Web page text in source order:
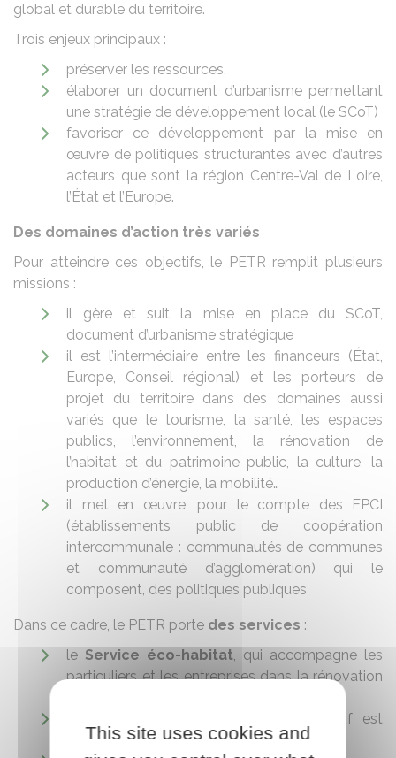
global et durable du territoire.
Trois enjeux principaux :
préserver les ressources,
élaborer un document d’urbanisme permettant
une stratégie de développement local (le SCoT)
favoriser ce développement par la mise en
œuvre de politiques structurantes avec d’autres
acteurs que sont la région Centre-Val de Loire,
l’État et l’Europe.
Des domaines d’action très variés
Pour atteindre ces objectifs, le PETR remplit plusieurs
missions :
il gère et suit la mise en place du SCoT,
document d’urbanisme stratégique
il est l’intermédiaire entre les financeurs (État,
Europe, Conseil régional) et les porteurs de
projet du territoire dans des domaines aussi
variés que le tourisme, la santé, les espaces
publics, l’environnement, la rénovation de
l’habitat et du patrimoine public, la culture, la
production d’énergie, la mobilité…
il met en œuvre, pour le compte des EPCI
(établissements public de coopération
intercommunale : communautés de communes
et communauté d’agglomération) qui le
composent, des politiques publiques
Dans ce cadre, le PETR porte des services :
le Service éco-habitat, qui accompagne les
particuliers et les entreprises dans la rénovation
le Contrat local de santé dont l’objectif est
d’améliorer l’offre de soins sur le territoire
This site uses cookies and